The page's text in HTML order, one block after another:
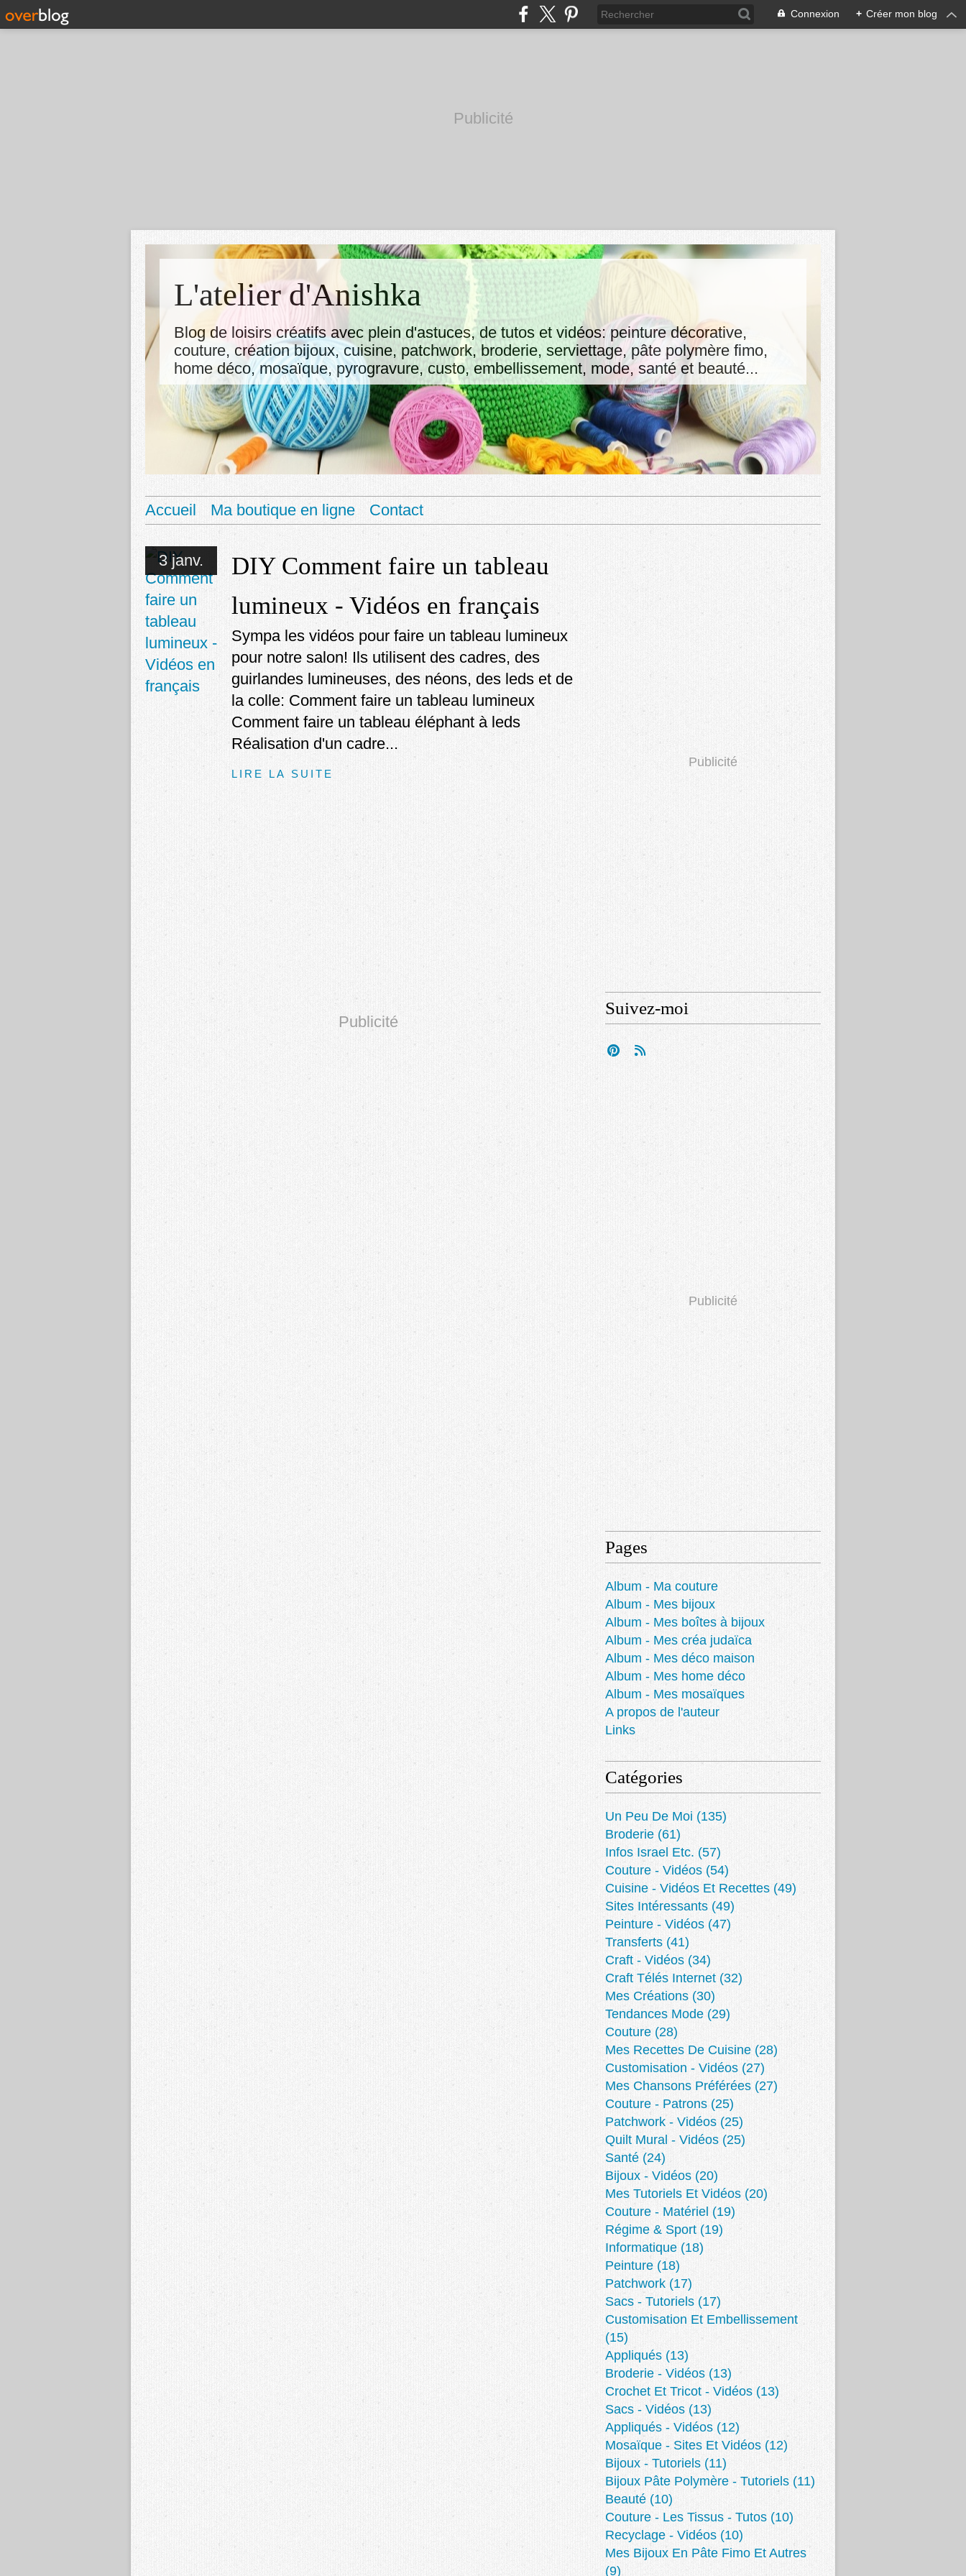
Connexion + Créer mon blog
Publicité
L'atelier d'Anishka
Blog de loisirs créatifs avec plein d'astuces, de tutos et vidéos: peinture décorative,
couture, création bijoux, cuisine, patchwork, broderie, serviettage, pâte polymère fimo,
home déco, mosaïque, pyrogravure, custo, embellissement, mode, santé et beauté...
Accueil Ma boutique en ligne Contact
3 janv.
DIY Comment faire un tableau
lumineux - Vidéos en français
Sympa les vidéos pour faire un tableau lumineux
pour notre salon! Ils utilisent des cadres, des
guirlandes lumineuses, des néons, des leds et de
la colle: Comment faire un tableau lumineux
Comment faire un tableau éléphant à leds
Réalisation d'un cadre...
LIRE LA SUITE
Publicité
Publicité
Suivez-moi
Publicité
Pages
Album - Ma couture
Album - Mes bijoux
Album - Mes boîtes à bijoux
Album - Mes créa judaïca
Album - Mes déco maison
Album - Mes home déco
Album - Mes mosaïques
A propos de l'auteur
Links
Catégories
Un Peu De Moi (135)
Broderie (61)
Infos Israel Etc. (57)
Couture - Vidéos (54)
Cuisine - Vidéos Et Recettes (49)
Sites Intéressants (49)
Peinture - Vidéos (47)
Transferts (41)
Craft - Vidéos (34)
Craft Télés Internet (32)
Mes Créations (30)
Tendances Mode (29)
Couture (28)
Mes Recettes De Cuisine (28)
Customisation - Vidéos (27)
Mes Chansons Préférées (27)
Couture - Patrons (25)
Patchwork - Vidéos (25)
Quilt Mural - Vidéos (25)
Santé (24)
Bijoux - Vidéos (20)
Mes Tutoriels Et Vidéos (20)
Couture - Matériel (19)
Régime & Sport (19)
Informatique (18)
Peinture (18)
Patchwork (17)
Sacs - Tutoriels (17)
Customisation Et Embellissement
(15)
Appliqués (13)
Broderie - Vidéos (13)
Crochet Et Tricot - Vidéos (13)
Sacs - Vidéos (13)
Appliqués - Vidéos (12)
Mosaïque - Sites Et Vidéos (12)
Bijoux - Tutoriels (11)
Bijoux Pâte Polymère - Tutoriels (11)
Beauté (10)
Couture - Les Tissus - Tutos (10)
Recyclage - Vidéos (10)
Mes Bijoux En Pâte Fimo Et Autres
(9)